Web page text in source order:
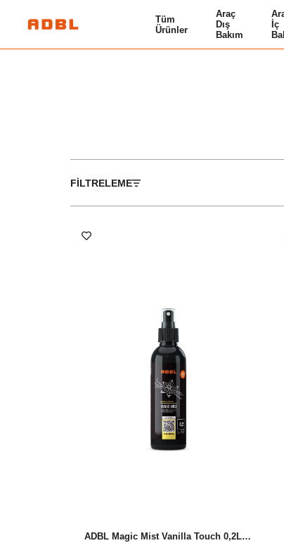
Tüm
Ürünler
Araç
Dış
Bakım
İç
FILTRELEME
ADBL Magic Mist Vanilla Touch 0,2L Vanilya Oto Kokusu